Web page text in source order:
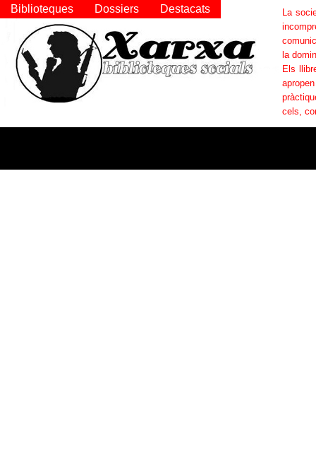
La
la
Els
cels,
Biblioteques Dossiers Destacats